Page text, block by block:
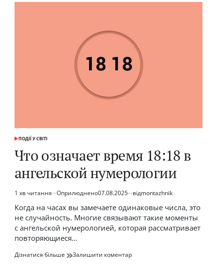
завязать
ОПУБЛІКУВАТИ
ПОДІЇ У СВІТІ
Что означает время 18:18 в
ангельской нумерологии
Орієнтовний
час
читання
1 хв читання Оприлюднено07.08.2025 відmontazhnik
Когда на часах вы замечаете одинаковые числа, это
не случайность. Многие связывают такие моменты
с ангельской нумерологией, которая рассматривает
повторяющиеся…
Дізнатися більше Залишити коментардо